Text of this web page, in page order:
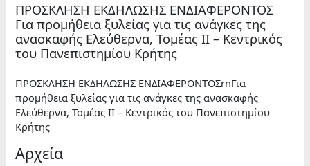
ΠΡΟΣΚΛΗΣΗ ΕΚΔΗΛΩΣΗΣ ΕΝΔΙΑΦΕΡΟΝΤΟΣ
Για προμήθεια ξυλείας για τις ανάγκες της
ανασκαφής Ελεύθερνα, Τομέας ΙΙ – Κεντρικός
του Πανεπιστημίου Κρήτης
ΠΡΟΣΚΛΗΣΗ ΕΚΔΗΛΩΣΗΣ ΕΝΔΙΑΦΕΡΟΝΤΟΣrnΓια
προμήθεια ξυλείας για τις ανάγκες της ανασκαφής
Ελεύθερνα, Τομέας ΙΙ – Κεντρικός του Πανεπιστημίου
Κρήτης
Αρχεία